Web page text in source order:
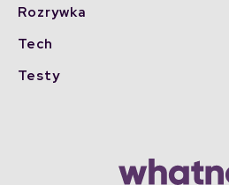
Rozrywka
Tech
Testy